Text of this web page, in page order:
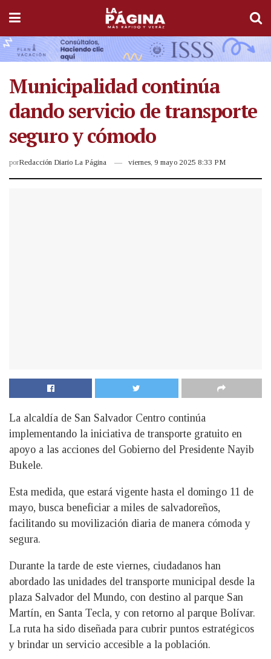
Municipalidad continúa
dando servicio de transporte
seguro y cómodo
porRedacción Diario La Página viernes, 9 mayo 2025 8:33 PM
La alcaldía de San Salvador Centro continúa
implementando la iniciativa de transporte gratuito en
apoyo a las acciones del Gobierno del Presidente Nayib
Bukele.
Esta medida, que estará vigente hasta el domingo 11 de
mayo, busca beneficiar a miles de salvadoreños,
facilitando su movilización diaria de manera cómoda y
segura.
Durante la tarde de este viernes, ciudadanos han
abordado las unidades del transporte municipal desde la
plaza Salvador del Mundo, con destino al parque San
Martín, en Santa Tecla, y con retorno al parque Bolívar.
La ruta ha sido diseñada para cubrir puntos estratégicos
y brindar un servicio accesible a la población.